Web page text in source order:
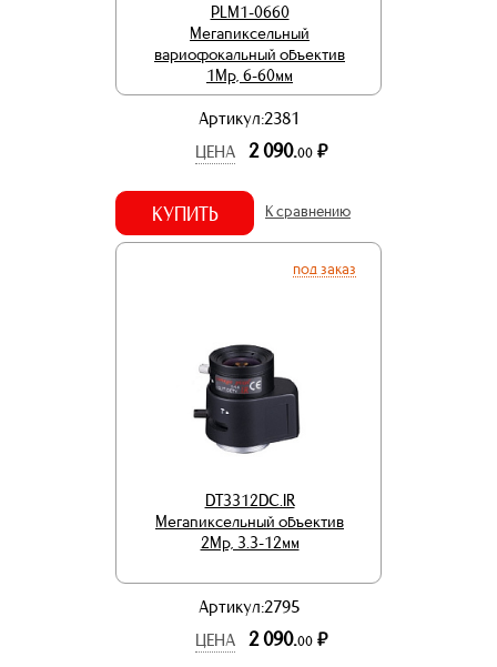
PLM1-0660
Мегапиксельный
вариофокальный объектив
1Mp, 6-60мм
Артикул:2381
ЦЕНА
2 090.00 р.
КУПИТЬ К сравнению
под заказ
DT3312DC.IR
Мегапиксельный объектив
2Mp, 3.3-12мм
Артикул:2795
ЦЕНА
2 090.00 р.